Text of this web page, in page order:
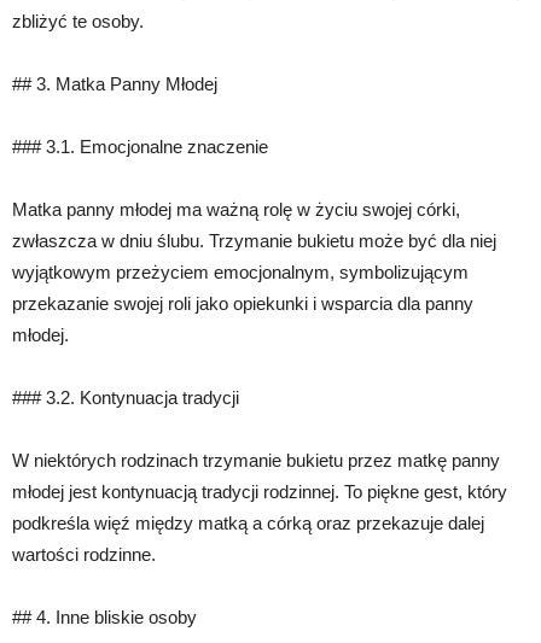
zbliżyć te osoby.
## 3. Matka Panny Młodej
### 3.1. Emocjonalne znaczenie
Matka panny młodej ma ważną rolę w życiu swojej córki,
zwłaszcza w dniu ślubu. Trzymanie bukietu może być dla niej
wyjątkowym przeżyciem emocjonalnym, symbolizującym
przekazanie swojej roli jako opiekunki i wsparcia dla panny
młodej.
### 3.2. Kontynuacja tradycji
W niektórych rodzinach trzymanie bukietu przez matkę panny
młodej jest kontynuacją tradycji rodzinnej. To piękne gest, który
podkreśla więź między matką a córką oraz przekazuje dalej
wartości rodzinne.
## 4. Inne bliskie osoby